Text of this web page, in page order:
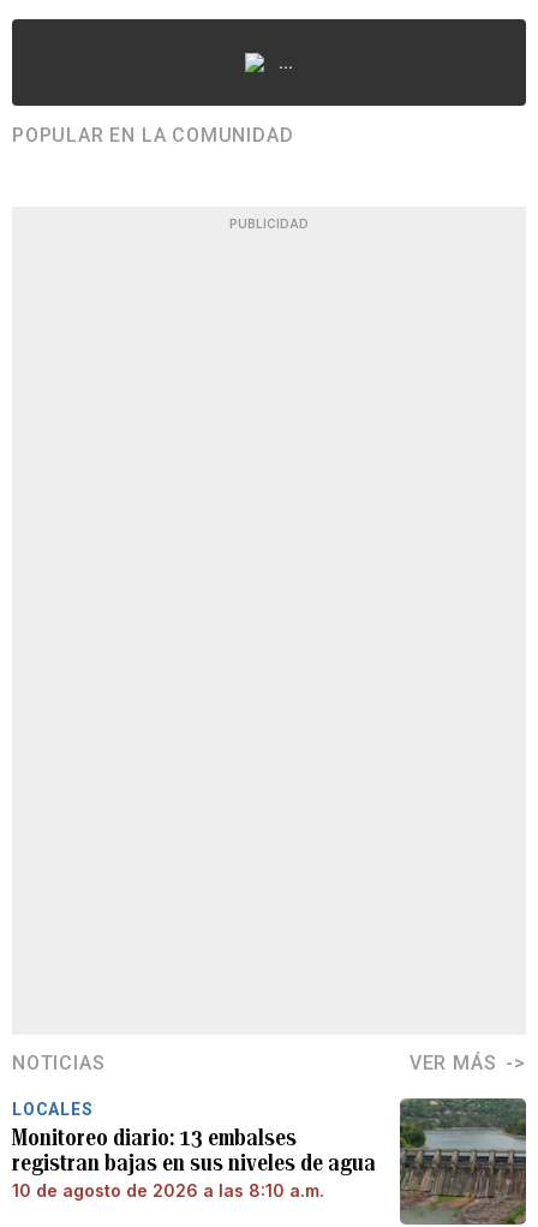
...
POPULAR EN LA COMUNIDAD
PUBLICIDAD
NOTICIAS VER MÁS
LOCALES
Monitoreo diario: 13 embalses
registran bajas en sus niveles de agua
10 de agosto de 2026 a las 8:10 a.m.